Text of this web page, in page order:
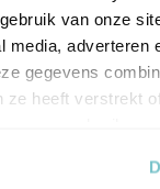
van onze
media, adverteren
gegevens
ze heeft verstrekt
DIT FILMPJE